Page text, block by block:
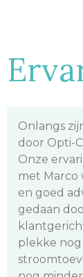
Wat een
over een
al twee
Opti-Cool.
defect
genieten
Bedankt
  